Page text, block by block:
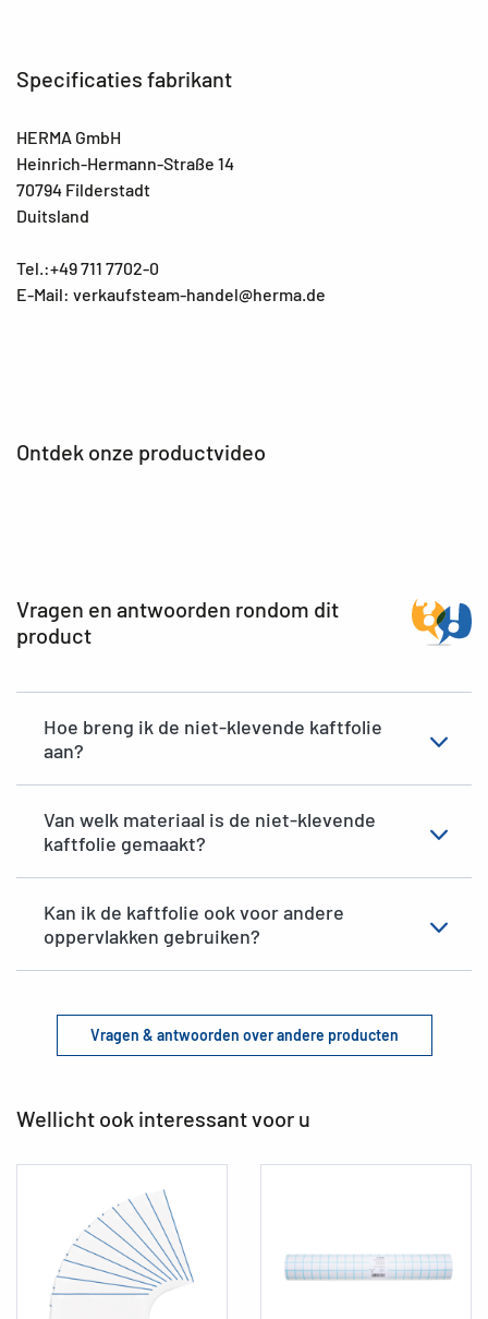
Specificaties fabrikant
HERMA GmbH
Heinrich-Hermann-Straße 14
70794 Filderstadt
Duitsland
Tel.:+49 711 7702-0
E-Mail: verkaufsteam-handel@herma.de
Ontdek onze productvideo
Vragen en antwoorden rondom dit
product
Hoe breng ik de niet-klevende kaftfolie
aan?
Van welk materiaal is de niet-klevende
kaftfolie gemaakt?
Kan ik de kaftfolie ook voor andere
oppervlakken gebruiken?
Vragen & antwoorden over andere producten
Wellicht ook interessant voor u